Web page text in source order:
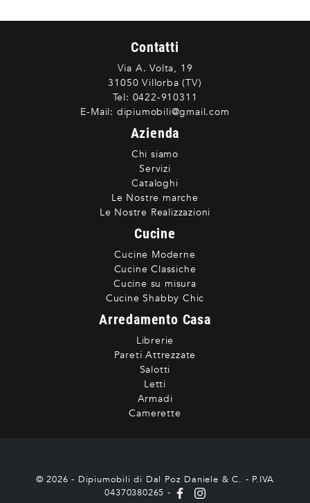
Contatti
Via A. Volta, 19
31050 Villorba (TV)
Tel: 0422-910311
E-Mail: dipiumobili@gmail.com
Azienda
Chi siamo
Servizi
Cataloghi
Le Nostre marche
Le Nostre Realizzazioni
Cucine
Cucine Moderne
Cucine Classiche
Cucine su misura
Cucine Shabby Chic
Arredamento Casa
Librerie
Pareti Attrezzate
Salotti
Letti
Armadi
Camerette
© 2026 - Dipiumobili di Dal Poz Daniele & C. - P.IVA
04370380265 -